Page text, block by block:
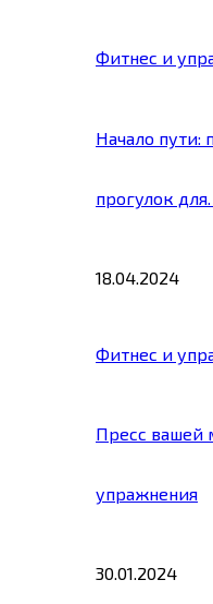
Фитнес и
Начало пути:
прогулок
18.04.2024
Фитнес и
Пресс вашей
упражнения
30.01.2024